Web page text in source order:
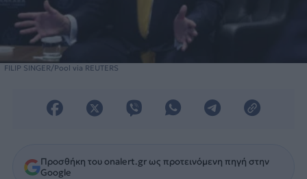
FILIP SINGER/Pool via REUTERS
Προσθήκη του onalert.gr ως προτεινόμενη πηγή στην
Google